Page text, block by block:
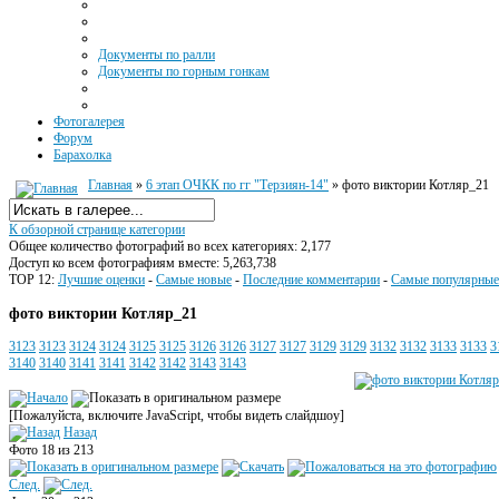
Документы по ралли
Документы по горным гонкам
Фотогалерея
Форум
Барахолка
Главная » 6 этап ОЧКК по гг "Терзиян-14" » фото виктории Котляр_21
К обзорной странице категории
Общее количество фотографий во всех категориях: 2,177
Доступ ко всем фотографиям вместе: 5,263,738
TOP 12: Лучшие оценки - Самые новые - Последние комментарии - Самые популярные
фото виктории Котляр_21
3123 3123 3124 3124 3125 3125 3126 3126 3127 3127 3129 3129 3132 3132 3133 3133
3140 3140 3141 3141 3142 3142 3143 3143
[Пожалуйста, включите JavaScript, чтобы видеть слайдшоу]
Назад
Фото 18 из 213
След.